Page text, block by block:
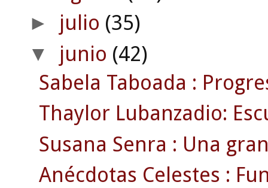
► julio (35)
▼ junio (42)
Sabela Taboada :
Thaylor Lubanzadio:
Susana Senra : Una
Anécdotas Celestes :